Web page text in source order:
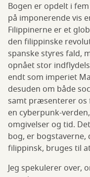
Bogen er opdelt i
på imponerende vis
Filippinerne er et
den filippinske
spanske styres fald,
opnået stor
endt som imperiet
desuden om både
samt præsenterer os
en cyberpunk-
omgivelser og tid.
bog, er bogstaverne,
filippinsk, bruges til
Jeg spekulerer over,